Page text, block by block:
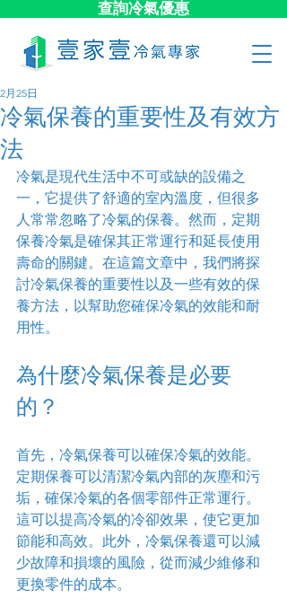
查詢冷氣優惠
冷氣保養的重要性及有效方
法
2月25日
冷氣是現代生活中不可或缺的設備之
一，它提供了舒適的室內溫度，但很多
人常常忽略了冷氣的保養。然而，定期
保養冷氣是確保其正常運行和延長使用
壽命的關鍵。在這篇文章中，我們將探
討冷氣保養的重要性以及一些有效的保
養方法，以幫助您確保冷氣的效能和耐
用性。
為什麼冷氣保養是必要
的？
首先，冷氣保養可以確保冷氣的效能。
定期保養可以清潔冷氣內部的灰塵和污
垢，確保冷氣的各個零部件正常運行。
這可以提高冷氣的冷卻效果，使它更加
節能和高效。此外，冷氣保養還可以減
少故障和損壞的風險，從而減少維修和
更換零件的成本。